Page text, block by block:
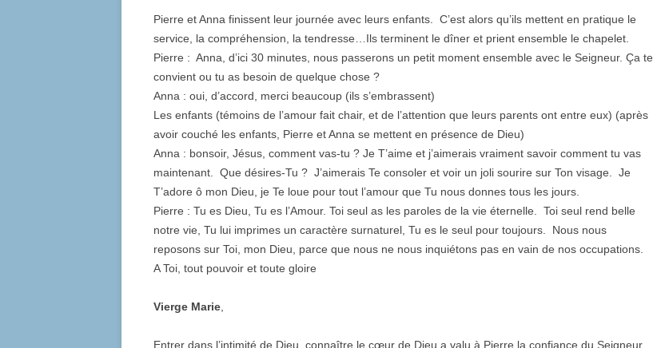
Pierre et Anna finissent leur journée avec leurs enfants. C’est alors qu’ils mettent en pratique le
service, la compréhension, la tendresse…Ils terminent le dîner et prient ensemble le chapelet.
Pierre : Anna, d’ici 30 minutes, nous passerons un petit moment ensemble avec le Seigneur. Ça te
convient ou tu as besoin de quelque chose ?
Anna : oui, d’accord, merci beaucoup (ils s’embrassent)
Les enfants (témoins de l’amour fait chair, et de l’attention que leurs parents ont entre eux) (après
avoir couché les enfants, Pierre et Anna se mettent en présence de Dieu)
Anna : bonsoir, Jésus, comment vas-tu ? Je T’aime et j’aimerais vraiment savoir comment tu vas
maintenant. Que désires-Tu ? J’aimerais Te consoler et voir un joli sourire sur Ton visage. Je
T’adore ô mon Dieu, je Te loue pour tout l’amour que Tu nous donnes tous les jours.
Pierre : Tu es Dieu, Tu es l’Amour. Toi seul as les paroles de la vie éternelle. Toi seul rend belle
notre vie, Tu lui imprimes un caractère surnaturel, Tu es le seul pour toujours. Nous nous
reposons sur Toi, mon Dieu, parce que nous ne nous inquiétons pas en vain de nos occupations.
A Toi, tout pouvoir et toute gloire
Vierge Marie,
Entrer dans l’intimité de Dieu, connaître le cœur de Dieu a valu à Pierre la confiance du Seigneur.